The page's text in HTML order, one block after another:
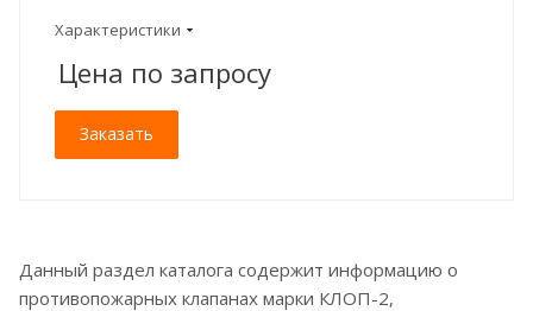
Характеристики
Цена по запросу
Заказать
Данный раздел каталога содержит информацию о
противопожарных клапанах марки КЛОП-2,